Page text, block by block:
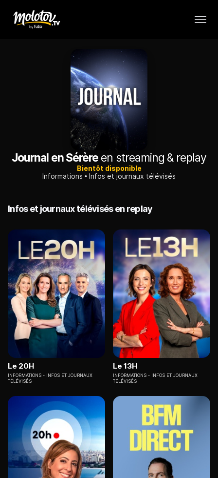
Journal en Sérère en streaming & replay
Bientôt disponible
Informations
Infos et journaux télévisés
Infos et journaux télévisés en replay
Le 20H
INFORMATIONS
INFOS ET JOURNAUX
TÉLÉVISÉS
Le 13H
INFORMATIONS
INFOS ET JOURNAUX
TÉLÉVISÉS